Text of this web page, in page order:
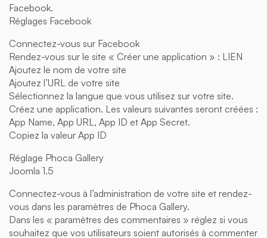
Facebook.
Réglages Facebook
Connectez-vous sur Facebook
Rendez-vous sur le site « Créer une application » : LIEN
Ajoutez le nom de votre site
Ajoutez l’URL de votre site
Sélectionnez la langue que vous utilisez sur votre site.
Créez une application. Les valeurs suivantes seront créées :
App Name, App URL, App ID et App Secret.
Copiez la valeur App ID
Réglage Phoca Gallery
Joomla 1.5
Connectez-vous à l’administration de votre site et rendez-
vous dans les paramètres de Phoca Gallery.
Dans les « paramètres des commentaires » réglez si vous
souhaitez que vos utilisateurs soient autorisés à commenter